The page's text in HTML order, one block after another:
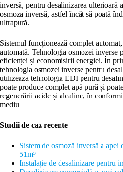
inversă, pentru desalinizarea ulterioară
osmoza inversă, astfel încât să poată
ultrapură.
Sistemul funcționează complet
automată. Tehnologia osmozei inverse
eficienței și economisirii energiei. În
tehnologia osmozei inverse pentru
utilizează tehnologia EDI pentru
poate produce complet apă pură și
regenerării acide și alcaline, în
mediu.
Studii de caz recente
Sistem de osmoză inversă a apei
51m³
Instalație de desalinizare pentru